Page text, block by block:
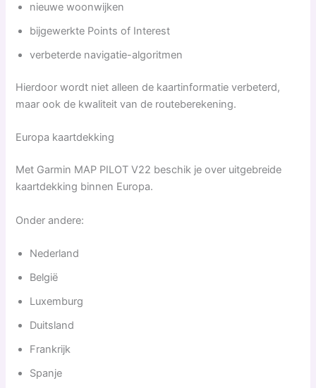
nieuwe woonwijken
bijgewerkte Points of Interest
verbeterde navigatie-algoritmen
Hierdoor wordt niet alleen de kaartinformatie verbeterd,
maar ook de kwaliteit van de routeberekening.
Europa kaartdekking
Met Garmin MAP PILOT V22 beschik je over uitgebreide
kaartdekking binnen Europa.
Onder andere:
Nederland
België
Luxemburg
Duitsland
Frankrijk
Spanje